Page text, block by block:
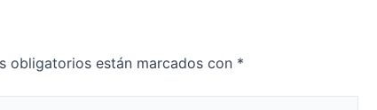
obligatorios están marcados con *